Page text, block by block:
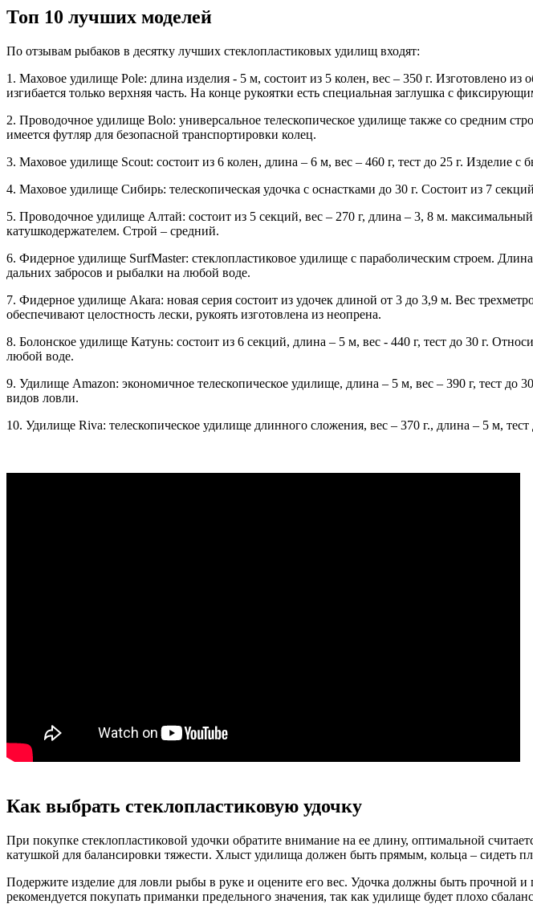
Топ 10 лучших моделей
По отзывам рыбаков в десятку лучших стеклопластиковых удилищ входят:
1. Маховое удилище Pole: длина изделия - 5 м, состоит из 5 колен, вес – 350 г. Изготовлено
изгибается только верхняя часть. На конце рукоятки есть специальная заглушка с
2. Проводочное удилище Bolo: универсальное телескопическое удилище также со средним
имеется футляр для безопасной транспортировки колец.
3. Маховое удилище Scout: состоит из 6 колен, длина – 6 м, вес – 460 г, тест до 25 г. Изделие
4. Маховое удилище Сибирь: телескопическая удочка с оснастками до 30 г. Состоит из 7
5. Проводочное удилище Алтай: состоит из 5 секций, вес – 270 г, длина – 3, 8 м.
катушкодержателем. Строй – средний.
6. Фидерное удилище SurfMaster: стеклопластиковое удилище с параболическим строем.
дальних забросов и рыбалки на любой воде.
7. Фидерное удилище Akara: новая серия состоит из удочек длиной от 3 до 3,9 м. Вес
обеспечивают целостность лески, рукоять изготовлена из неопрена.
8. Болонское удилище Катунь: состоит из 6 секций, длина – 5 м, вес - 440 г, тест до 30 г.
любой воде.
9. Удилище Amazon: экономичное телескопическое удилище, длина – 5 м, вес – 390 г, тест
видов ловли.
10. Удилище Riva: телескопическое удилище длинного сложения, вес – 370 г., длина – 5 м,
Как выбрать стеклопластиковую удочку
При покупке стеклопластиковой удочки обратите внимание на ее длину, оптимальной
катушкой для балансировки тяжести. Хлыст удилища должен быть прямым, кольца – сидеть
Подержите изделие для ловли рыбы в руке и оцените его вес. Удочка должны быть прочной
рекомендуется покупать приманки предельного значения, так как удилище будет плохо